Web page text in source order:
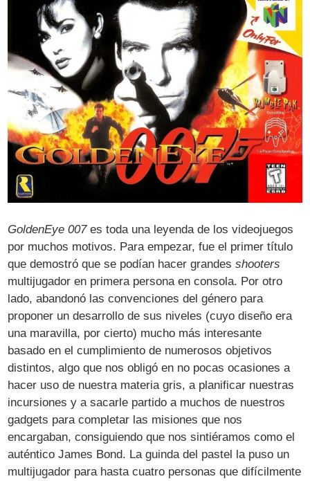
GoldenEye 007es toda una leyenda de los videojuegos
por muchos motivos. Para empezar, fue el primer título
que demostró que se podían hacer grandesshooters
multijugador en primera persona en consola. Por otro
lado, abandonó las convenciones del género para
proponer un desarrollo de sus niveles (cuyo diseño era
una maravilla, por cierto) mucho más interesante
basado en el cumplimiento de numerosos objetivos
distintos, algo que nos obligó en no pocas ocasiones a
hacer uso de nuestra materia gris, a planificar nuestras
incursiones y a sacarle partido a muchos de nuestros
gadgets para completar las misiones que nos
encargaban, consiguiendo que nos sintiéramos como el
auténtico James Bond. La guinda del pastel la puso un
multijugador para hasta cuatro personas que difícilmente